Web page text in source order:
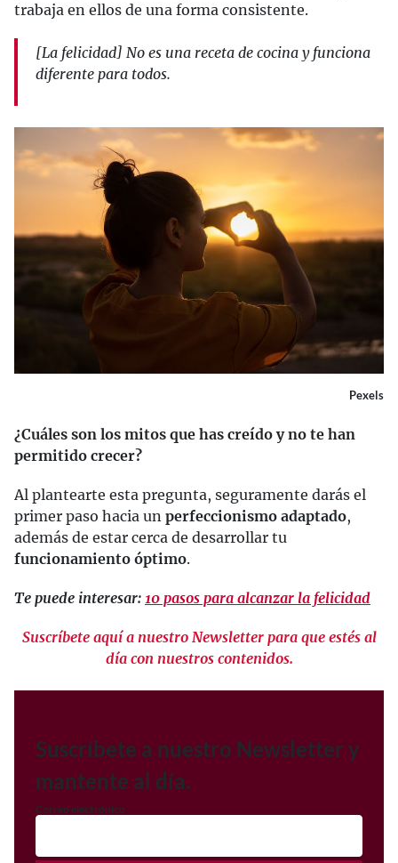
trabaja en ellos de una forma consistente.
[La felicidad] No es una receta de cocina y funciona
diferente para todos.
Pexels
¿Cuáles son los mitos que has creído y no te han
permitido crecer?
Al plantearte esta pregunta, seguramente darás el
primer paso hacia un perfeccionismo adaptado,
además de estar cerca de desarrollar tu
funcionamiento óptimo.
Te puede interesar: 10 pasos para alcanzar la felicidad
Suscríbete aquí a nuestro Newsletter para que estés al
día con nuestros contenidos.
Suscríbete a nuestro Newsletter y
mantente al día.
Correo electrónico